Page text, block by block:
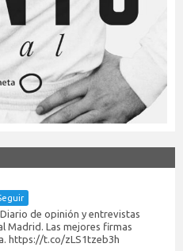
de opinión y entrevistas
Madrid. Las mejores firmas
https://t.co/zLS1tzeb3h